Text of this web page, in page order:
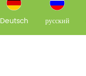
Deutsch русский